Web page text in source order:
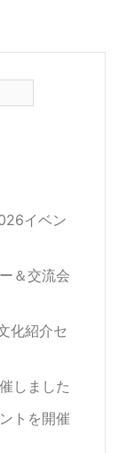
イベン
＆交流会
化紹介セ
しました
トを開催